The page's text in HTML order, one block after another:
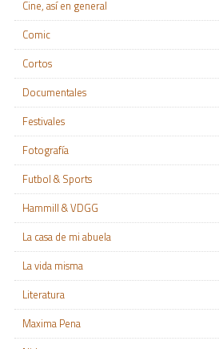
Cine, así en general
Comic
Cortos
Documentales
Festivales
Fotografía
Futbol & Sports
Hammill & VDGG
La casa de mi abuela
La vida misma
Literatura
Maxima Pena